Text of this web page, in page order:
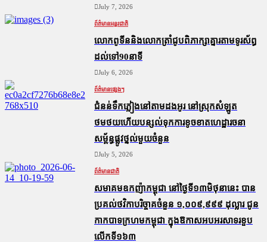
July 7, 2026
ព័ត៌មានអន្តរជាតិ
លោកពូទីននិងលោកត្រាំជូបពិភាក្សាគ្នារតាមទូរស័ព្ធ
ដល់ទៅ90នាទី
July 6, 2026
ព័ត៌មានផ្សេងៗ
ជំនន់​ទឹកភ្លៀង​នៅ​តាម​ដងអូរ​ នៅ​ស្រុក​សំឡូត​
ថមថយ​ហើយ​បន្សល់​ទុក​ការ​ខូចខាត​ហេដ្ឋារចនា
សម្ព័ន្ធ​ផ្លូវថ្នល់​មួយ​ចំនួន
July 5, 2026
ព័ត៌មានជាតិ
សមាគមឧកញ៉ាកម្ពុជា នៅថ្ងៃទី១៣មិថុនានេះ បាន
ប្រគល់ថវិកាបរិច្ចាគចំនួន ១,០០៩,៩៩៩ ដុល្លារ ជូន
កាកបាទក្រហមកម្ពុជា ក្នុងឱកាសអបអរសាទរខួប
លើកទី១៦៣